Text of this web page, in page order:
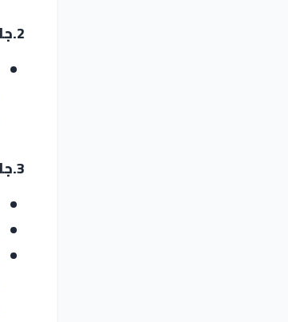
2.جامعة إسطنبول ميديبول – خاصة
3.جامعة التن باش – خاصة